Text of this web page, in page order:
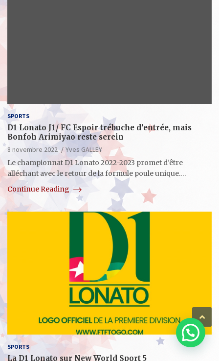
SPORTS
D1 Lonato J1/ FC Espoir trébuche d’entrée, mais
Bonfoh Arimiyao reste serein
8 novembre 2022
Yves GALLEY
Le championnat D1 Lonato 2022-2023 promet d’être
alléchant avec le retour de la formule poule unique.…
Continue Reading
SPORTS
La D1 Lonato sur New World Sport 5